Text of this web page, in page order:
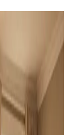
i
og leverer
det